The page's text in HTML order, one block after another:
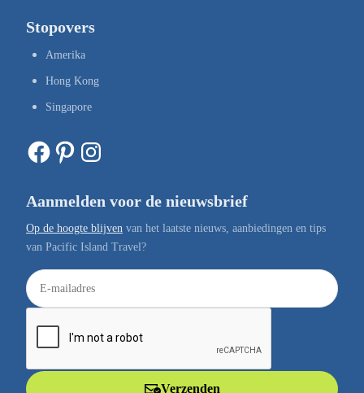
Stopovers
Amerika
Hong Kong
Singapore
Facebook Pinterest Instagram
Aanmelden voor de nieuwsbrief
Op de hoogte blijven van het laatste nieuws, aanbiedingen en tips
van Pacific Island Travel?
E
-
Verzenden